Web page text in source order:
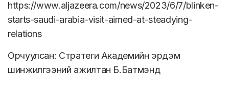
https://www.aljazeera.com/news/2023/6/7/blinken-
starts-saudi-arabia-visit-aimed-at-steadying-
relations
Орчуулсан: Стратеги Академийн эрдэм
шинжилгээний ажилтан Б.Батмэнд